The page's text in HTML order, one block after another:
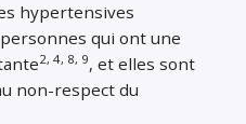
hypertensives
qui ont une
2, 4, 8, 9, et elles sont
non-respect du